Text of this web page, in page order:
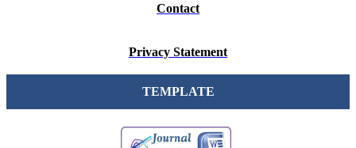
Contact
Privacy Statement
TEMPLATE